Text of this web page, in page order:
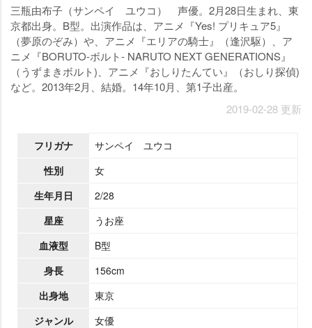
三瓶由布子（サンペイ ユウコ） 声優。2月28日生まれ、東
京都出身。B型。出演作品は、アニメ『Yes! プリキュア5』
（夢原のぞみ）や、アニメ『エリアの騎士』（逢沢駆）、ア
ニメ『BORUTO-ボルト- NARUTO NEXT GENERATIONS』
（うずまきボルト)、アニメ『おしりたんてい』（おしり探偵)
など。2013年2月、結婚。14年10月、第1子出産。
2019-02-28 更新
フリガナ
サンペイ ユウコ
性別
女
生年月日
2/28
星座
うお座
血液型
B型
身長
156cm
出身地
東京
ジャンル
女優